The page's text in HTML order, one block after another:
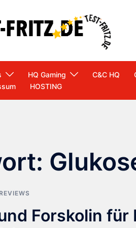
HQ Gaming C&C HQ
HOSTING
Forskolin